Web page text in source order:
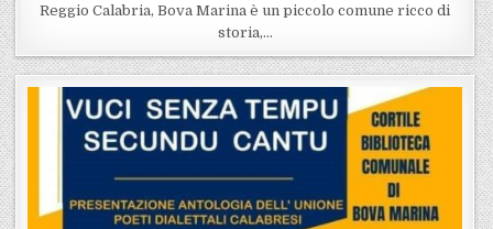
Reggio Calabria, Bova Marina è un piccolo comune ricco di
storia,…